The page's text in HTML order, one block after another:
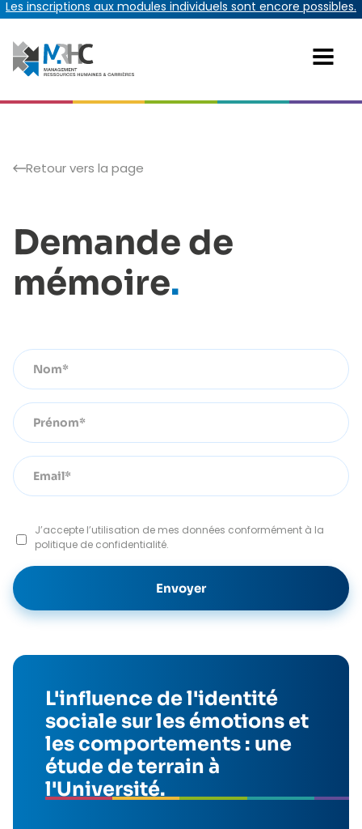
Les inscriptions aux modules individuels sont encore possibles.
Retour vers la page
Demande de
mémoire.
J’accepte l’utilisation de mes données conformément à la
politique de confidentialité.
L'influence de l'identité
sociale sur les émotions et
les comportements : une
étude de terrain à
l'Université.